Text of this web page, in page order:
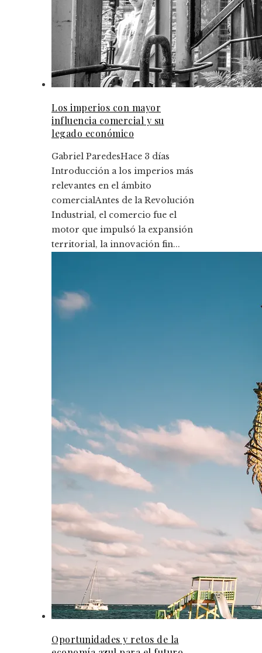
Los imperios con mayor
influencia comercial y su
legado económico
Gabriel ParedesHace 3 días
Introducción a los imperios más
relevantes en el ámbito
comercialAntes de la Revolución
Industrial, el comercio fue el
motor que impulsó la expansión
territorial, la innovación fin...
Oportunidades y retos de la